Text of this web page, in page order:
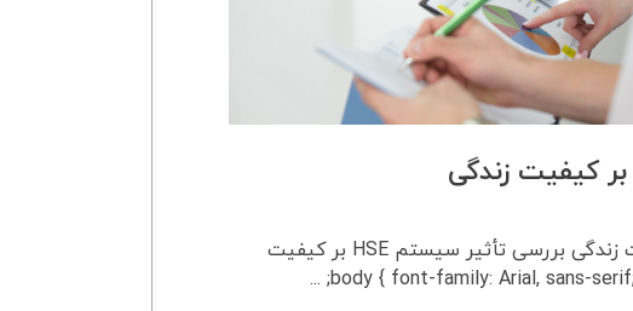
بررسی تأثیر سیستم HSE بر کیفیت زندگی بررسی تأثیر سیستم HSE بر کیفیت